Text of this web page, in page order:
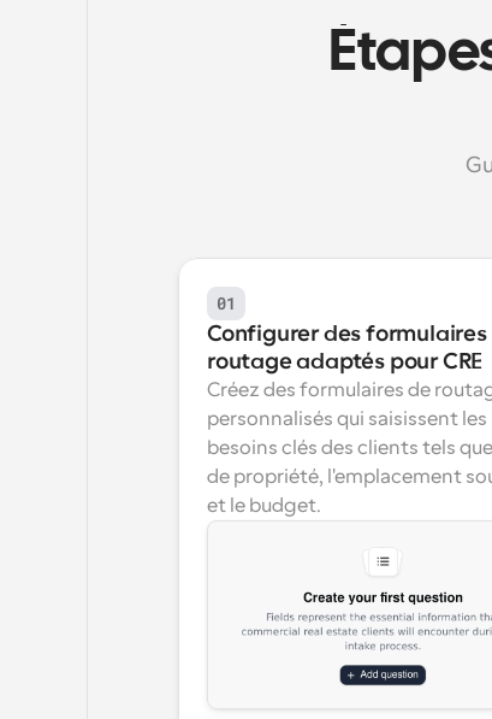
01
Configurer des formulaires
routage adaptés pour CRE
Créez des formulaires de
personnalisés qui saisissent les
besoins clés des clients tels
de propriété, l'emplacement
et le budget.